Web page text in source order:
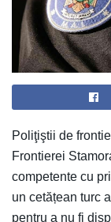
Poliţiştii de
Frontierei
competente cu
un cetățean turc
pentru a nu fi